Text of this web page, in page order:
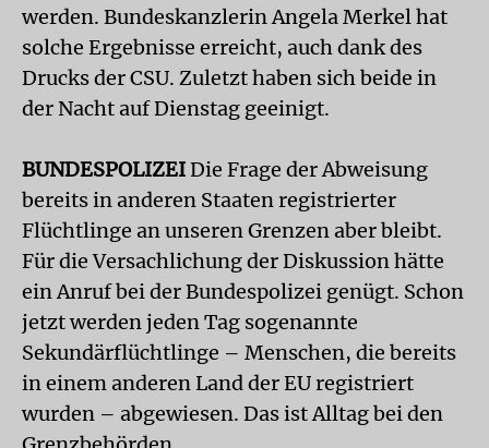
werden. Bundeskanzlerin Angela Merkel hat
solche Ergebnisse erreicht, auch dank des
Drucks der CSU. Zuletzt haben sich beide in
der Nacht auf Dienstag geeinigt.
BUNDESPOLIZEIDie Frage der Abweisung
bereits in anderen Staaten registrierter
Flüchtlinge an unseren Grenzen aber bleibt.
Für die Versachlichung der Diskussion hätte
ein Anruf bei der Bundespolizei genügt. Schon
jetzt werden jeden Tag sogenannte
Sekundärflüchtlinge – Menschen, die bereits
in einem anderen Land der EU registriert
wurden – abgewiesen. Das ist Alltag bei den